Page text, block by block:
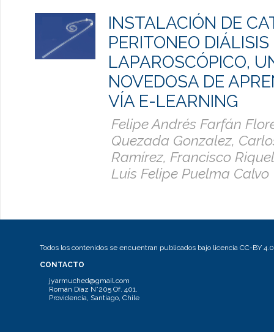
INSTALACIÓN DE
PERITONEO DIÁLISIS
LAPAROSCÓPICO,
NOVEDOSA DE
VÍA E-LEARNING
Felipe Andrés Farfán
Quezada Gonzalez,
Ramírez, Francisco
Luis Felipe Puelma Calvo
Todos los contenidos se encuentran publicados bajo licencia CC-BY 4.0
CONTACTO
jyarmuched@gmail.com
Román Díaz N°205 Of. 401.
Providencia, Santiago, Chile